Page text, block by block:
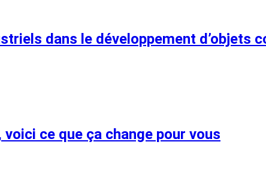
dans le développement d’objets
ce que ça change pour vous